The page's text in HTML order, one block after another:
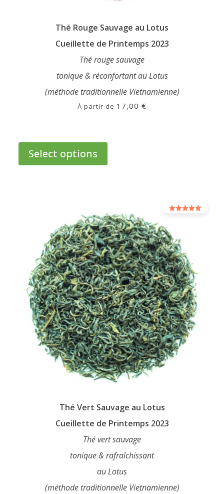
Thé Rouge Sauvage au Lotus
Cueillette de Printemps 2023
Thé rouge sauvage
tonique & réconfortant au Lotus
(méthode traditionnelle Vietnamienne)
À partir de 17,00 €
Select options
may
be
chosen
on
the
product
page
Thé Vert Sauvage au Lotus
Cueillette de Printemps 2023
Thé vert sauvage
tonique & rafraîchissant
au Lotus
(méthode traditionnelle Vietnamienne)
out of 5